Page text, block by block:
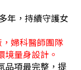
年，持續守護女
婦科醫師團隊
境量身設計。
品項最完整，提